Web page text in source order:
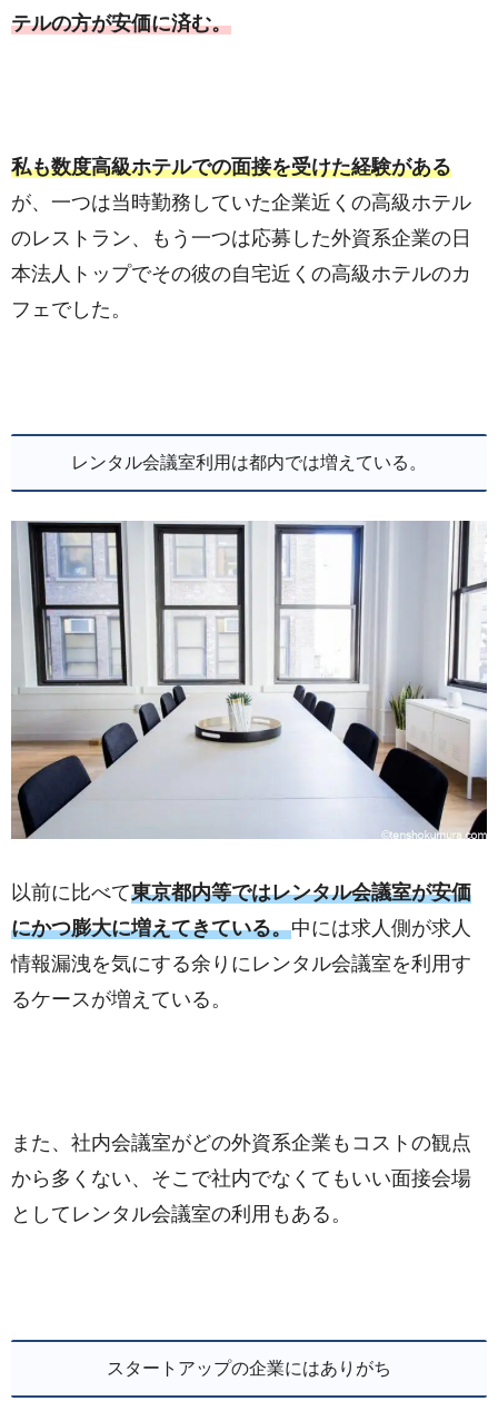
テルの方が安価に済む。
私も数度高級ホテルでの面接を受けた経験がある
が、一つは当時勤務していた企業近くの高級ホテル
のレストラン、もう一つは応募した外資系企業の日
本法人トップでその彼の自宅近くの高級ホテルのカ
フェでした。
レンタル会議室利用は都内では増えている。
以前に比べて東京都内等ではレンタル会議室が安価
にかつ膨大に増えてきている。中には求人側が求人
情報漏洩を気にする余りにレンタル会議室を利用す
るケースが増えている。
また、社内会議室がどの外資系企業もコストの観点
から多くない、そこで社内でなくてもいい面接会場
としてレンタル会議室の利用もある。
スタートアップの企業にはありがち